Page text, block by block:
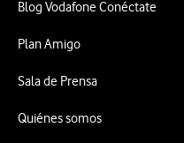
Blog Vodafone Conéctate
Plan Amigo
Sala de Prensa
Quiénes somos